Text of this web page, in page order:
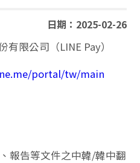
日期：2025-02-26
有限公司（LINE Pay）
portal/tw/main
報告等文件之中韓/韓中翻